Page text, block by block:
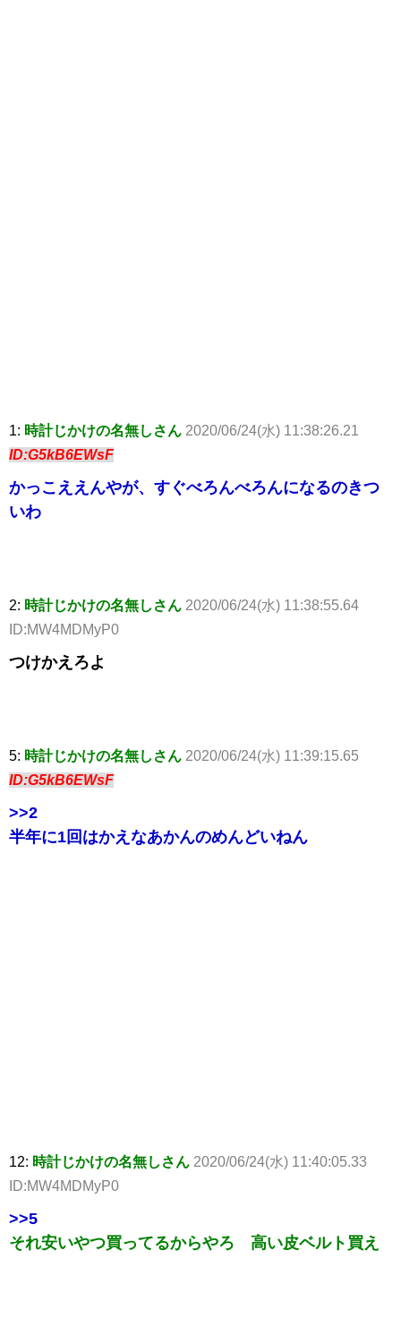
1: 時計じかけの名無しさん 2020/06/24(水) 11:38:26.21
ID:G5kB6EWsF
かっこええんやが、すぐべろんべろんになるのきつ
いわ
2: 時計じかけの名無しさん 2020/06/24(水) 11:38:55.64
ID:MW4MDMyP0
つけかえろよ
5: 時計じかけの名無しさん 2020/06/24(水) 11:39:15.65
ID:G5kB6EWsF
>>2
半年に1回はかえなあかんのめんどいねん
12: 時計じかけの名無しさん 2020/06/24(水) 11:40:05.33
ID:MW4MDMyP0
>>5
それ安いやつ買ってるからやろ 高い皮ベルト買え